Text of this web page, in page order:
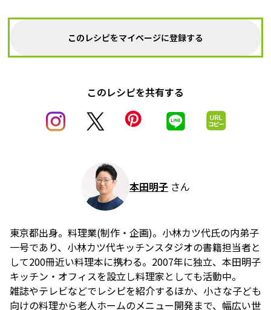
このレシピをマイページに登録する
このレシピを共有する
本田明子 さん
東京都出身。料理業(制作・企画)。小林カツ代氏の内弟子
一号であり、小林カツ代キッチンスタジオの書籍担当者と
して200冊近い料理本に携わる。2007年に独立、本田明子
キッチン・オフィスを設立し料理家としても活動中。
雑誌やテレビなどでレシピを紹介するほか、小さな子ども
向けの料理から老人ホームのメニュー開発まで、幅広い世